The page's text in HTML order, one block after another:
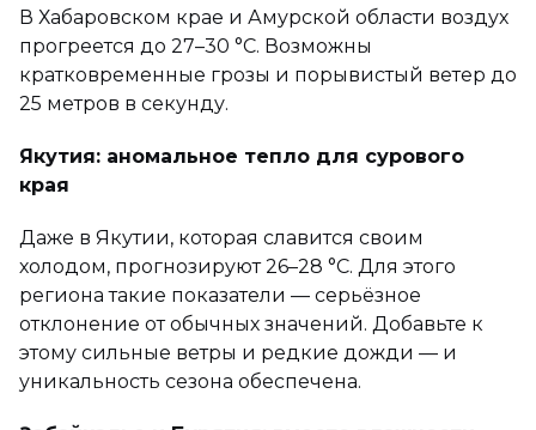
В Хабаровском крае и Амурской области воздух
прогреется до 27–30 °C. Возможны
кратковременные грозы и порывистый ветер до
25 метров в секунду.
Якутия: аномальное тепло для сурового
края
Даже в Якутии, которая славится своим
холодом, прогнозируют 26–28 °C. Для этого
региона такие показатели — серьёзное
отклонение от обычных значений. Добавьте к
этому сильные ветры и редкие дожди — и
уникальность сезона обеспечена.